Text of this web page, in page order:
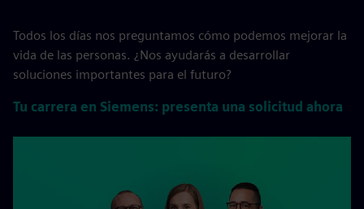
Todos los días nos preguntamos cómo podemos mejorar la
vida de las personas. ¿Nos ayudarás a desarrollar
soluciones importantes para el futuro?
Tu carrera en Siemens: presenta una solicitud ahora